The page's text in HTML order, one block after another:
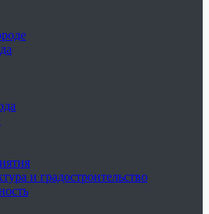
и градостроительство